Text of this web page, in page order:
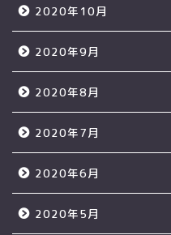
2020年10月
2020年9月
2020年8月
2020年7月
2020年6月
2020年5月